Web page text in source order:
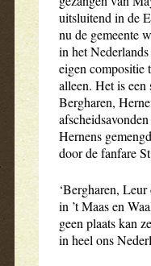
uitsluitend in de
nu de gemeente
in het
eigen compositie
alleen. Het is
Bergharen,
Hernens
door de fanfare
‘Bergharen,
in ’t Maas en
geen plaats kan
in heel ons